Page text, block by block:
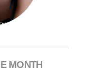
MONTH